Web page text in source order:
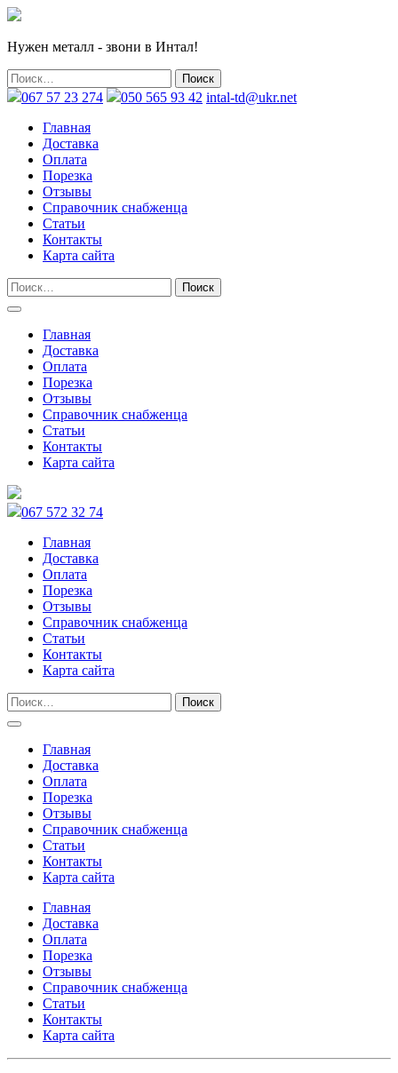
Нужен металл - звони в Интал!
067 57 23 274 050 565 93 42 intal-td@ukr.net
Главная
Доставка
Оплата
Порезка
Отзывы
Справочник снабженца
Статьи
Контакты
Карта сайта
Главная
Доставка
Оплата
Порезка
Отзывы
Справочник снабженца
Статьи
Контакты
Карта сайта
067 572 32 74
Главная
Доставка
Оплата
Порезка
Отзывы
Справочник снабженца
Статьи
Контакты
Карта сайта
Главная
Доставка
Оплата
Порезка
Отзывы
Справочник снабженца
Статьи
Контакты
Карта сайта
Главная
Доставка
Оплата
Порезка
Отзывы
Справочник снабженца
Статьи
Контакты
Карта сайта